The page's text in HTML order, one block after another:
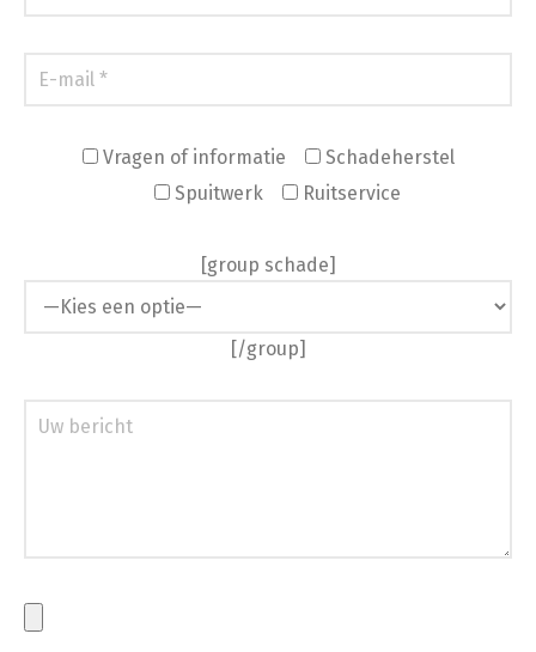
Vragen of informatie
Schadeherstel
Spuitwerk
Ruitservice
[group schade]
[/group]